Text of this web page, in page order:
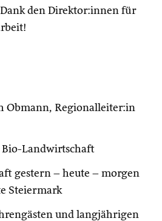
den Direktor:innen für
Obmann, Regionalleiter:in
Bio-Landwirtschaft
gestern – heute – morgen
Steiermark
und langjährigen